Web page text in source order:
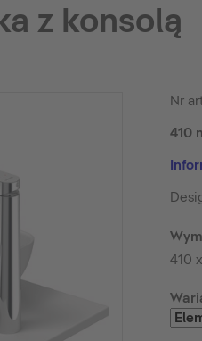
z konsolą
Nr
410
410